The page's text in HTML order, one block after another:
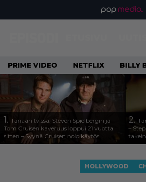
PRIME VIDEO NETFLIX BILLY
1. Tänään tv:ssä: Steven Spielbergin ja
Tom Cruisen kaveruus loppui 21 vuotta
sitten – Syynä Cruisen nolo käytös
2.
–
HOLLYWOOD